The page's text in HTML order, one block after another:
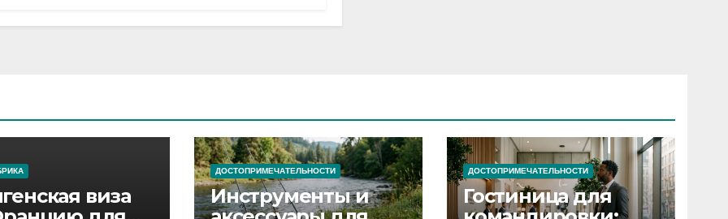
виза
ДОСТОПРИМЕЧАТЕЛЬНОСТИ
Инструменты и
ДОСТОПРИМЕЧАТЕЛЬНОСТИ
Гостиница для